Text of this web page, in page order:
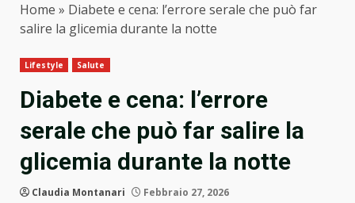
Home » Diabete e cena: l’errore serale che può far
salire la glicemia durante la notte
Lifestyle Salute
Diabete e cena: l’errore
serale che può far salire la
glicemia durante la notte
Claudia Montanari Febbraio 27, 2026